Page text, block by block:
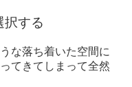
択する
な落ち着いた空間に
てきてしまって全然